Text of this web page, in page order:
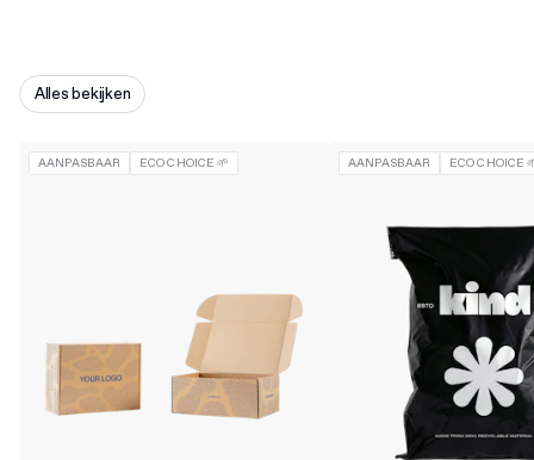
Alles bekijken
AANPASBAAR ECO CHOICE 🌱 AANPASBAAR ECO CHOICE